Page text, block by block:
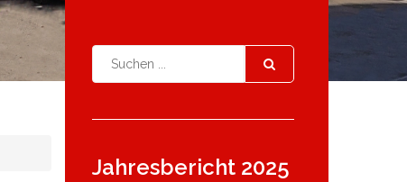
Jahresbericht 2025